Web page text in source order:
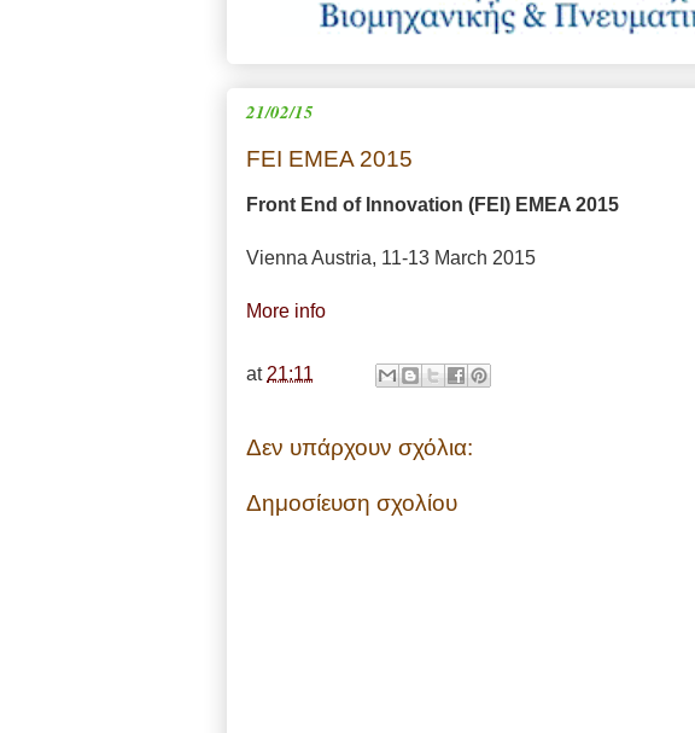
21/02/15
FEI EMEA 2015
Front End of Innovation (FEI) EMEA 2015
Vienna Austria, 11-13 March 2015
More info
at 21:11
Δεν υπάρχουν σχόλια:
Δημοσίευση σχολίου